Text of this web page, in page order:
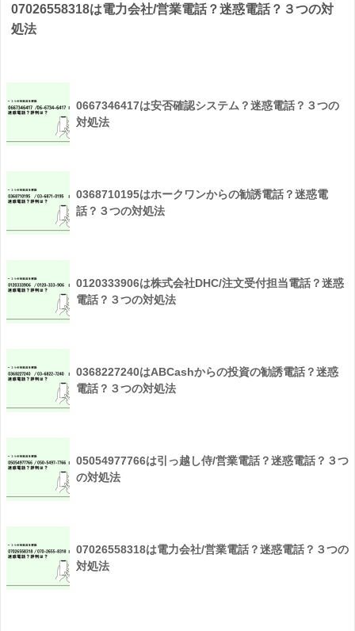
07026558318は電力会社/営業電話？迷惑電話？３つの対
処法
0667346417は安否確認システム？迷惑電話？３つの
対処法
0368710195はホークワンからの勧誘電話？迷惑電
話？３つの対処法
0120333906は株式会社DHC/注文受付担当電話？迷惑
電話？３つの対処法
0368227240はABCashからの投資の勧誘電話？迷惑
電話？３つの対処法
05054977766は引っ越し侍/営業電話？迷惑電話？３つ
の対処法
07026558318は電力会社/営業電話？迷惑電話？３つの
対処法